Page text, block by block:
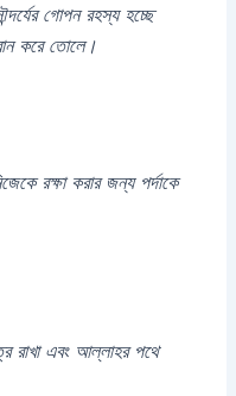
গোপন রহস্য হচ্ছে
করে তোলে।
রক্ষা করার জন্য পর্দাকে
রাখা এবং আল্লাহর পথে